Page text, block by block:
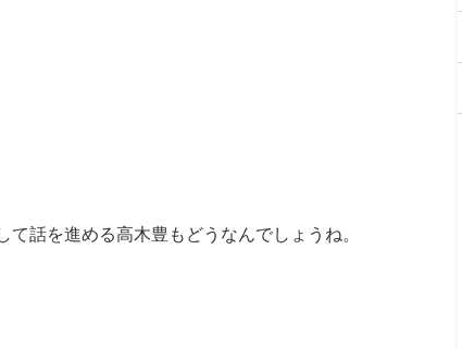
話を進める高木豊もどうなんでしょうね。